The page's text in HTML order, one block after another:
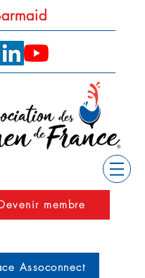
membre
Assoconnect